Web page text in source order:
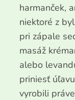
harmanček,
niektoré z
pri zápale
masáž
alebo
priniesť
vyrobili